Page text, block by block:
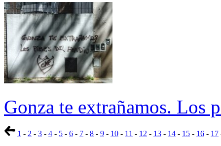
Gonza te extrañamos. Los
1 - 2 - 3 - 4 - 5 - 6 - 7 - 8 - 9 - 10 - 11 - 12 - 13 - 14 - 15 - 16 - 17